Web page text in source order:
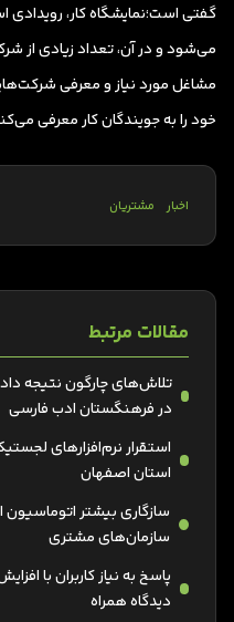
گفتی است؛‌نمایشگاه کار، رویدادی
می‌شود و در آن، تعداد زیادی از
مشاغل مورد نیاز و معرفی
خود را به جویندگان کار معرفی
اخبار مشتریان
مقالات مرتبط
تلاش‌های چارگون نتیجه داد:
در فرهنگستان ادب فارسی
استقرار نرم‌افزارهای
استان اصفهان
سازمان‌های مشتری
پاسخ به نیاز کاربران با
دیدگاه همراه